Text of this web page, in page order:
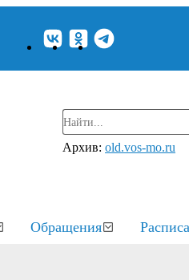
Архив: old.vos-mo.ru
Обращения